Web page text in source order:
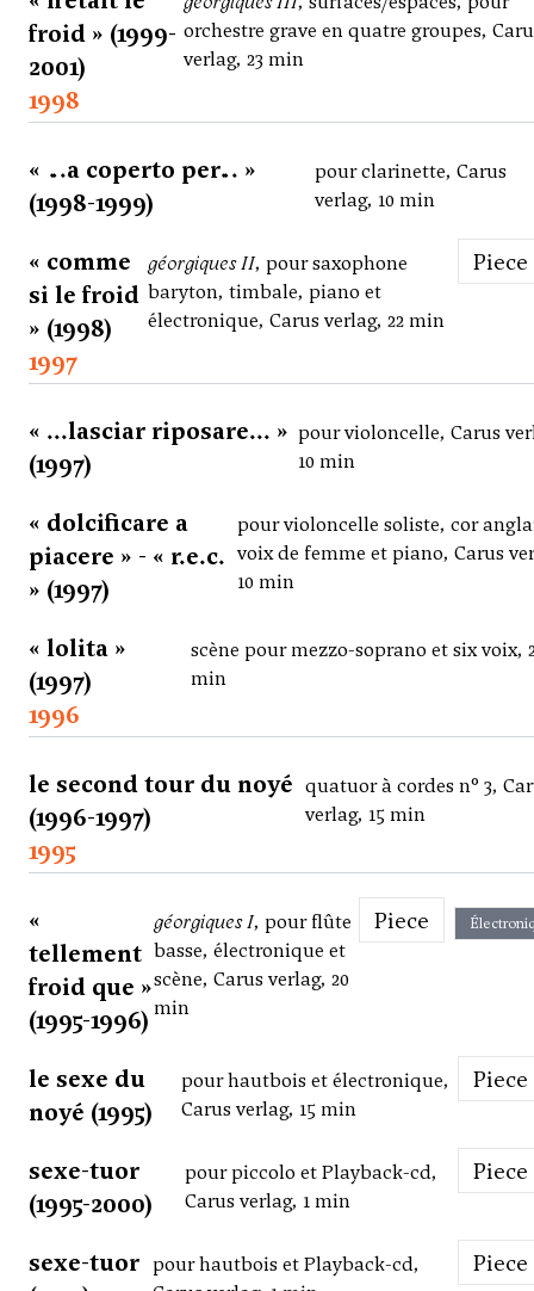
froid » (1999-
2001)
orchestre grave en quatre groupes,
verlag, 23 min
1998
« …a coperto per… »
(1998-1999)
pour clarinette, Carus
verlag, 10 min
« comme
si le froid
» (1998)
géorgiques II, pour saxophone
baryton, timbale, piano et
électronique, Carus verlag, 22 min
Piece
1997
« ...lasciar riposare... »
(1997)
pour violoncelle, Carus
10 min
« dolcificare a
piacere » - « r.e.c.
» (1997)
pour violoncelle soliste, cor
voix de femme et piano, Carus
10 min
« lolita »
(1997)
scène pour mezzo-soprano et six voix,
min
1996
le second tour du noyé
(1996-1997)
quatuor à cordes n° 3,
verlag, 15 min
1995
«
tellement
froid que »
(1995-1996)
géorgiques I, pour flûte
basse, électronique et
scène, Carus verlag, 20
min
Piece
le sexe du
noyé (1995)
pour hautbois et électronique,
Carus verlag, 15 min
Piece
sexe-tuor
(1995-2000)
pour piccolo et Playback-cd,
Carus verlag, 1 min
Piece
sexe-tuor pour hautbois et Playback-cd,
Piece